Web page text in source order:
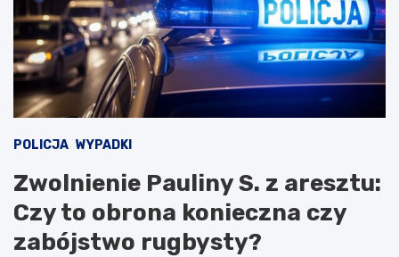
POLICJA WYPADKI
Zwolnienie Pauliny S. z aresztu:
Czy to obrona konieczna czy
zabójstwo rugbysty?